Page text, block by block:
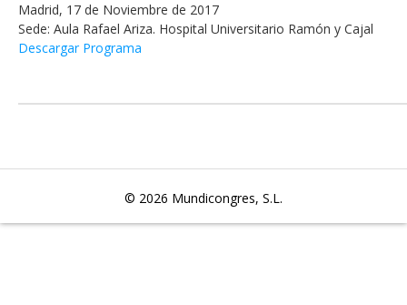
Madrid, 17 de Noviembre de 2017
Sede: Aula Rafael Ariza. Hospital Universitario Ramón y Cajal
Descargar Programa
© 2026 Mundicongres, S.L.